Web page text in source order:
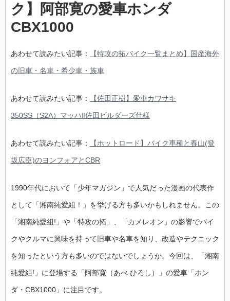
ク】阿部寛の愛車ホンダ
CBX1000
あわせて読みたい記事： 【特攻の拓バイク一覧まとめ】国産海外
の旧車・名車・希少車・族車
あわせて読みたい記事： 【佐田正樹】愛車カワサキ
350SS（S2A）マッハⅡ佐田ビルダーズ仕様
あわせて読みたい記事： 【ホットロード】バイク車種と春山(登
坂広臣)のヨンフォアとCBR
1990年代において「少年マガジン」で人気だった漫画の代表作
として「湘南純愛組！」を挙げる方も多いかもしれません。この
「湘南純愛組!」や「特攻の拓」、「カメレオン」の影響でバイ
クやクルマに興味を持って旧車や名車を知り、改造やテクニック
を知ったという方も多いのではないでしょうか。今回は、「湘南
純愛組!」に登場する「阿部寛（あべ ひろし）」の愛車「ホン
ダ・CBX1000」に注目です。